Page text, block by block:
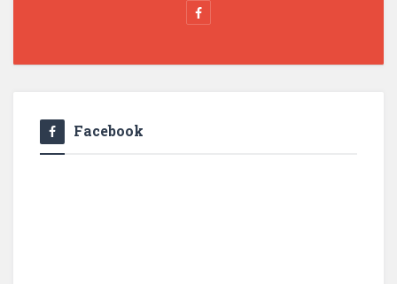
Facebook